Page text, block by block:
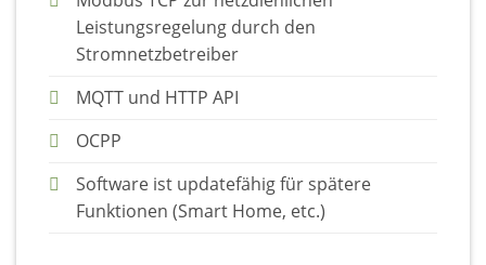
Leistungsregelung durch den
Stromnetzbetreiber
MQTT und HTTP API
OCPP
Software ist updatefähig für spätere
Funktionen (Smart Home, etc.)